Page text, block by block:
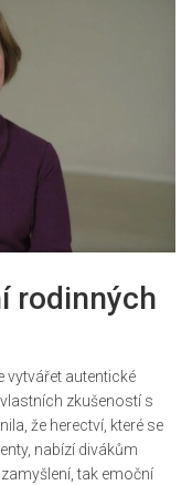
rodinných
vytvářet autentické
zkušeností s
že herectví, které se
nabízí divákům
tak emoční